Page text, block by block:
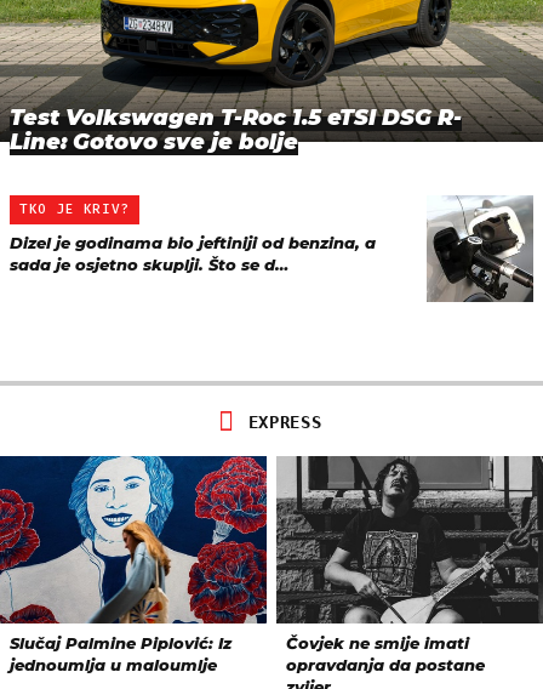
Test Volkswagen T-Roc 1.5 eTSI DSG R-
Line: Gotovo sve je bolje
TKO JE KRIV?
Dizel je godinama bio jeftiniji od benzina, a
sada je osjetno skuplji. Što se d…